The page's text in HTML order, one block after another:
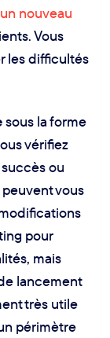
nouveau
Vous
les difficultés
sous la forme
vérifiez
ou
vous
pour
mais
lancement
très utile
périmètre